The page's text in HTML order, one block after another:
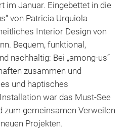
im Januar. Eingebettet in die
von Patricia Urquiola
Interior Design von
Bequem, funktional,
nachhaltig: Bei „among-us“
zusammen und
und haptisches
war das Must-See
zum gemeinsamen Verweilen
Projekten.